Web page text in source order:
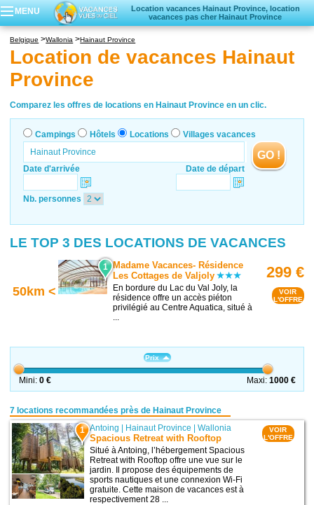
MENU
Location vacances Hainaut Province, location
vacances pas cher Hainaut Province
Locations vacances
Belgique Wallonia Hainaut Province
Location de vacances Hainaut
Province
Comparez les offres de locations en Hainaut Province en un clic.
Campings Hôtels Locations Villages vacances
Date d'arrivée Date de départ
GO !
Nb. personnes
LE TOP 3 DES LOCATIONS DE VACANCES
50km <
1 Madame Vacances- Résidence
Les Cottages de Valjoly
En bordure du Lac du Val Joly, la
résidence offre un accès piéton
privilégié au Centre Aquatica, situé à
...
299 €
VOIR
L'OFFRE
Prix
Mini: 0 € Maxi: 1000 €
7 locations recommandées près de Hainaut Province
1 Antoing | Hainaut Province |Wallonia
Spacious Retreat with Rooftop
Situé à Antoing, l’hébergement Spacious
Retreat with Rooftop offre une vue sur le
jardin. Il propose des équipements de
sports nautiques et une connexion Wi-Fi
gratuite. Cette maison de vacances est à
respectivement 28 ...
VOIR
L'OFFRE